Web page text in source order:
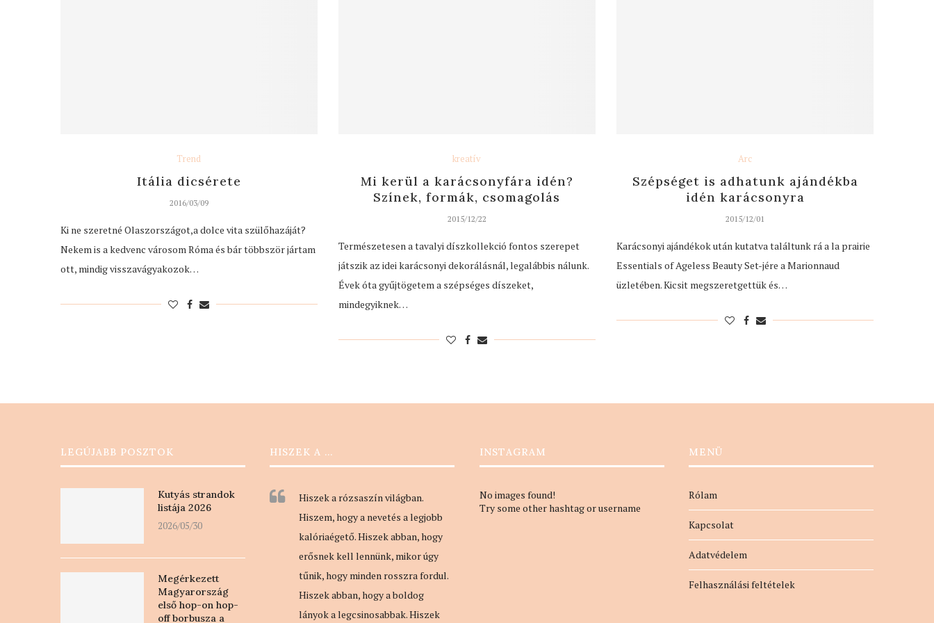
Trend
Itália dicsérete
2016/03/09
Ki ne szeretné Olaszországot,a dolce vita szülőhazáját?
Nekem is a kedvenc városom Róma és bár többször jártam
ott, mindig visszavágyakozok…
kreatív
Mi kerül a karácsonyfára idén?
Színek, formák, csomagolás
2015/12/22
Természetesen a tavalyi díszkollekció fontos szerepet
játszik az idei karácsonyi dekorálásnál, legalábbis nálunk.
Évek óta gyűjtögetem a szépséges díszeket,
mindegyiknek…
Arc
Szépséget is adhatunk ajándékba
idén karácsonyra
2015/12/01
Karácsonyi ajándékok után kutatva találtunk rá a la prairie
Essentials of Ageless Beauty Set-jére a Marionnaud
üzletében. Kicsit megszeretgettük és…
LEGÚJABB POSZTOK
Kutyás strandok
listája 2026
2026/05/30
Megérkezett
Magyarország
első hop-on hop-
off borbusza a
HISZEK A …
Hiszek a rózsaszín világban.
Hiszem, hogy a nevetés a legjobb
kalóriaégető. Hiszek abban, hogy
erősnek kell lennünk, mikor úgy
tűnik, hogy minden rosszra fordul.
Hiszek abban, hogy a boldog
lányok a legcsinosabbak. Hiszek
INSTAGRAM
No images found!
Try some other hashtag or username
MENÜ
Rólam
Kapcsolat
Adatvédelem
Felhasználási feltételek